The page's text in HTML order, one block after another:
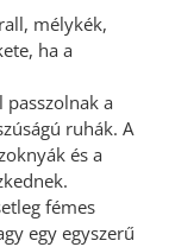
mélykék,
ha a
a
ruhák. A
és a
fémes
egy egyszerű